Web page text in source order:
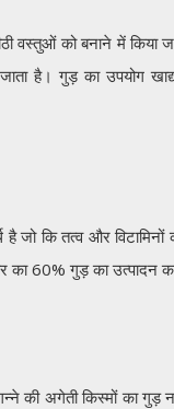
वस्तुओं को बनाने में किया
है। गुड़ का उपयोग
जो कि तत्व और
का 60% गुड़ का उत्पादन
अगेती किस्मों का गुड़